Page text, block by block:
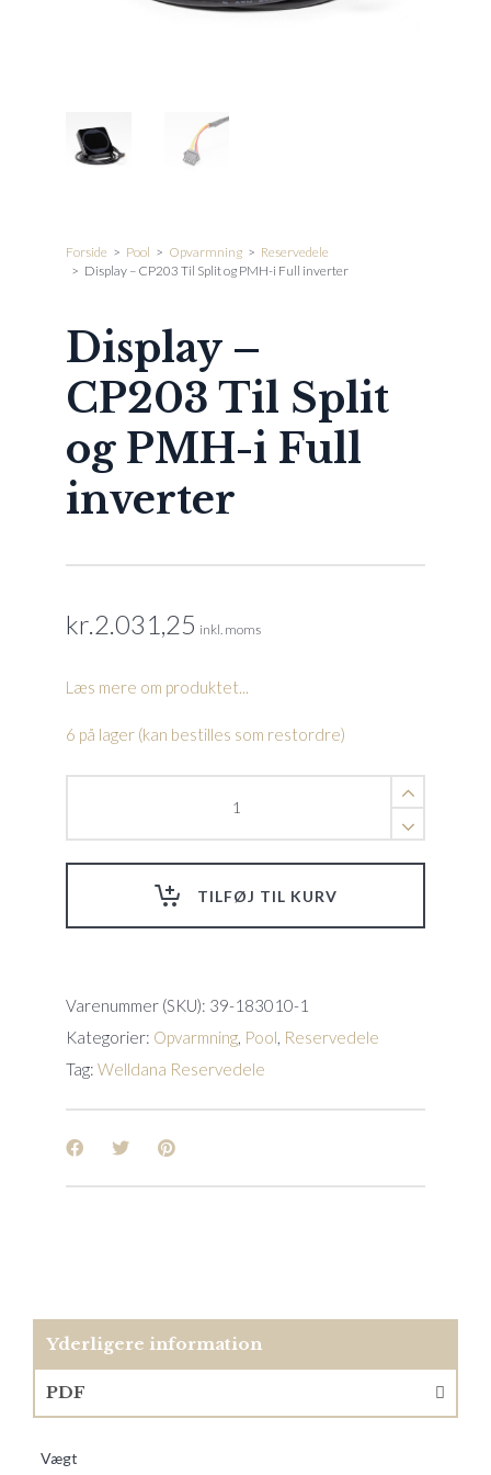
Forside > Pool > Opvarmning > Reservedele
> Display – CP203 Til Split og PMH-i Full inverter
Display –
CP203 Til Split
og PMH-i Full
inverter
kr. 2.031,25 inkl. moms
Læs mere om produktet...
6 på lager (kan bestilles som restordre)
PMH-
quantity
TILFØJ TIL KURV
Varenummer (SKU): 39-183010-1
Kategorier: Opvarmning Pool Reservedele
Tag: Welldana Reservedele
Yderligere information
PDF
Vægt